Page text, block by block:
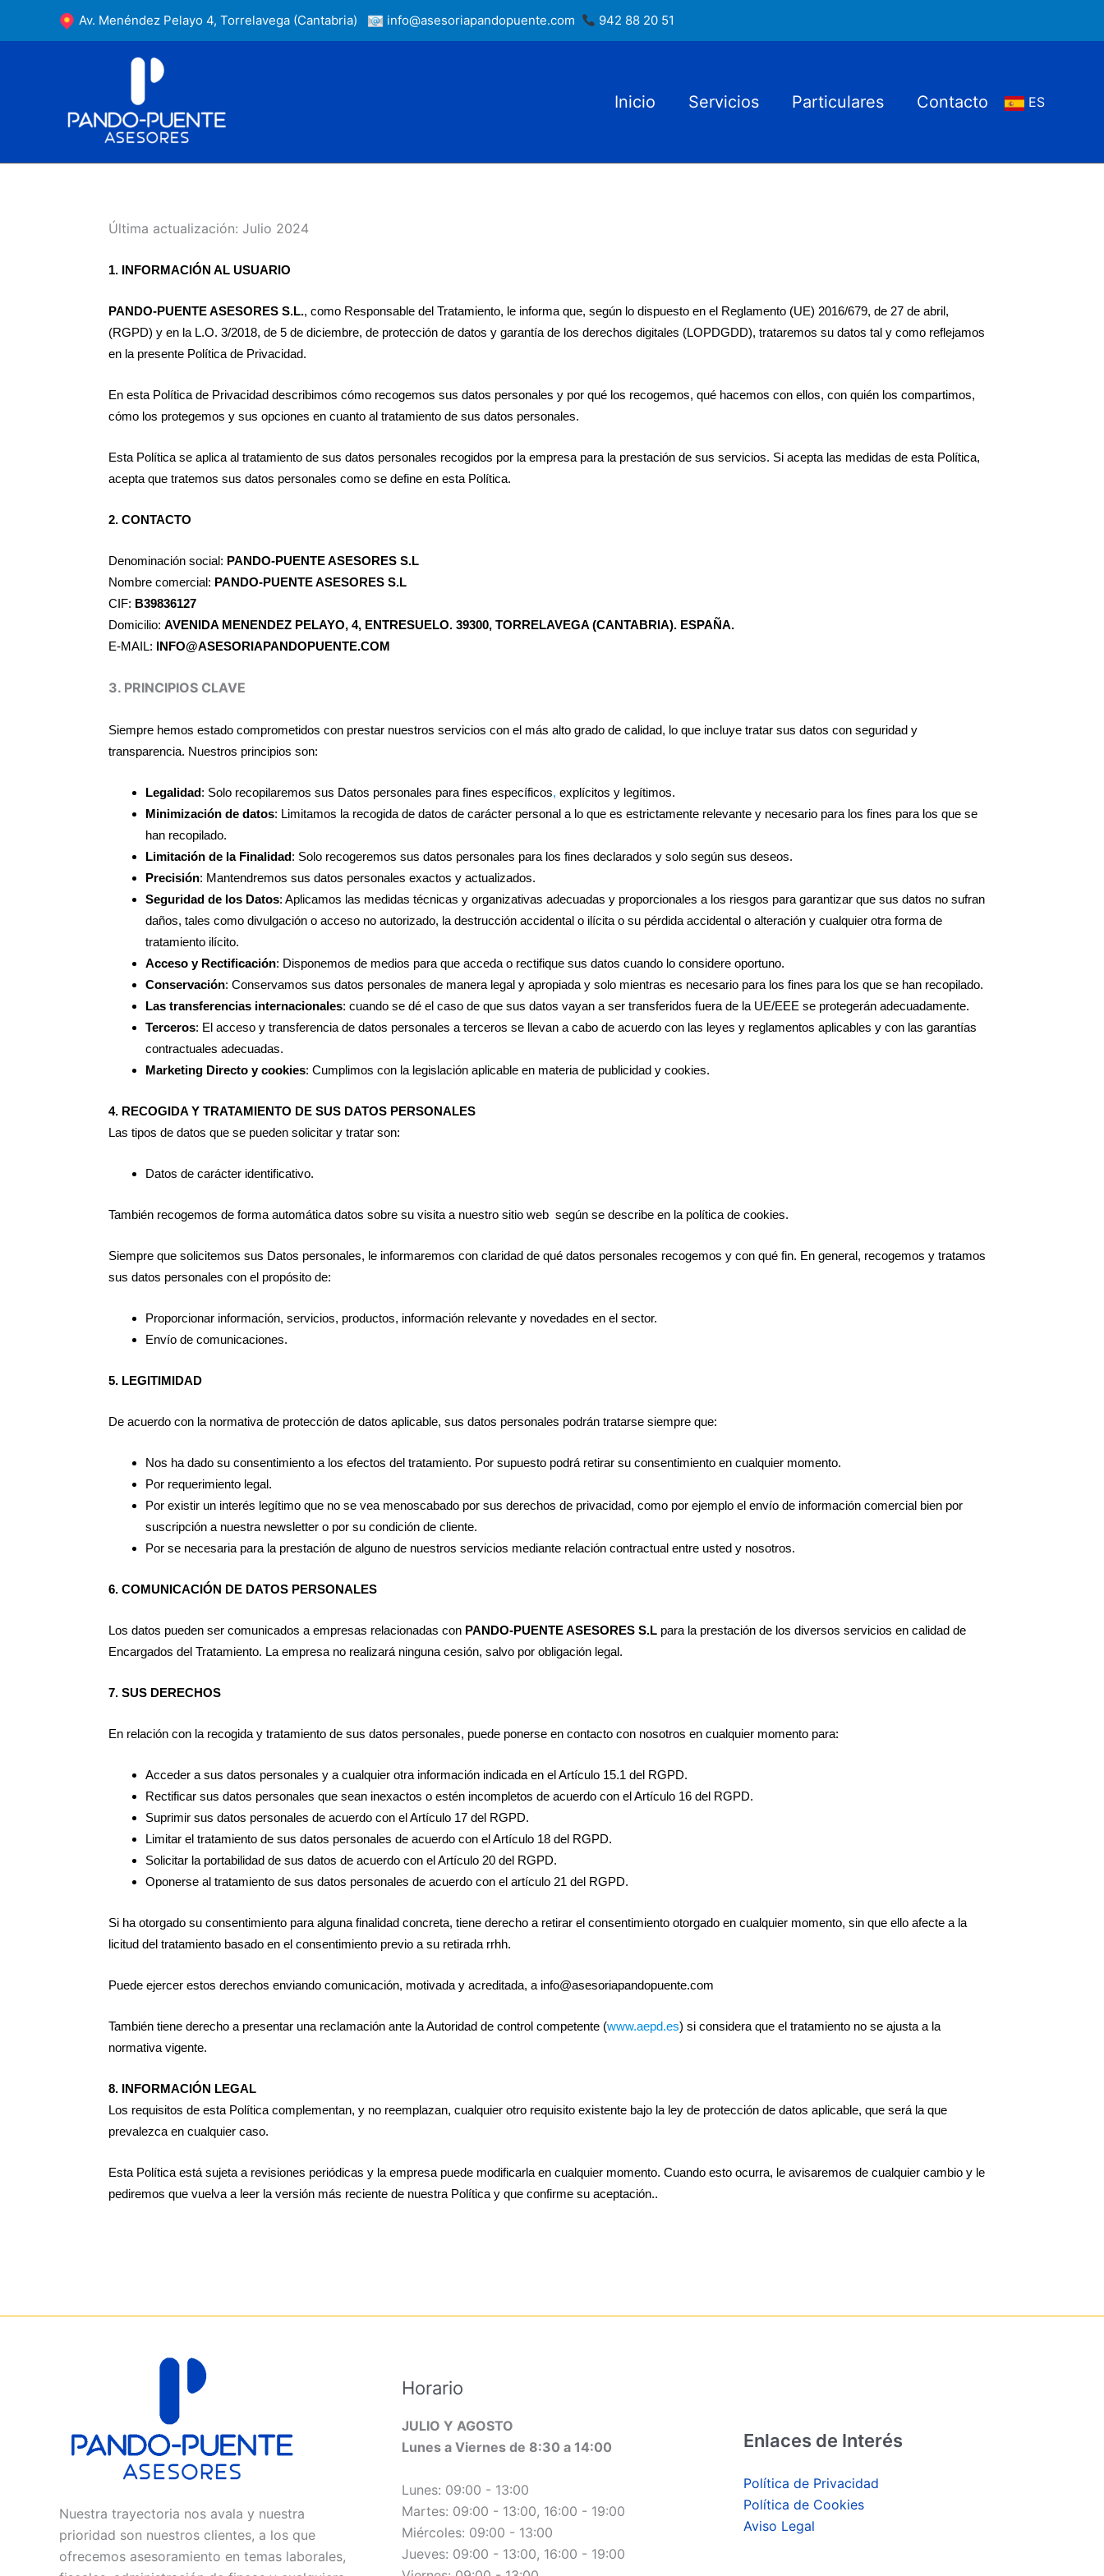
Av. Menéndez Pelayo 4, Torrelavega (Cantabria) info@asesoriapandopuente.com 942 88 20 51
Inicio Servicios Particulares Contacto ES
Última actualización: Julio 2024
1. INFORMACIÓN AL USUARIO
PANDO-PUENTE ASESORES S.L., como Responsable del Tratamiento, le informa que, según lo dispuesto en el Reglamento (UE) 2016/679, de 27 de abril,
(RGPD) y en la L.O. 3/2018, de 5 de diciembre, de protección de datos y garantía de los derechos digitales (LOPDGDD), trataremos su datos tal y como reflejamos
en la presente Política de Privacidad.
En esta Política de Privacidad describimos cómo recogemos sus datos personales y por qué los recogemos, qué hacemos con ellos, con quién los compartimos,
cómo los protegemos y sus opciones en cuanto al tratamiento de sus datos personales.
Esta Política se aplica al tratamiento de sus datos personales recogidos por la empresa para la prestación de sus servicios. Si acepta las medidas de esta Política,
acepta que tratemos sus datos personales como se define en esta Política.
2. CONTACTO
Denominación social: PANDO-PUENTE ASESORES S.L
Nombre comercial: PANDO-PUENTE ASESORES S.L
CIF: B39836127
Domicilio: AVENIDA MENENDEZ PELAYO, 4, ENTRESUELO. 39300, TORRELAVEGA (CANTABRIA). ESPAÑA.
E-MAIL: INFO@ASESORIAPANDOPUENTE.COM
3. PRINCIPIOS CLAVE
Siempre hemos estado comprometidos con prestar nuestros servicios con el más alto grado de calidad, lo que incluye tratar sus datos con seguridad y
transparencia. Nuestros principios son:
Legalidad: Solo recopilaremos sus Datos personales para fines específicos, explícitos y legítimos.
Minimización de datos: Limitamos la recogida de datos de carácter personal a lo que es estrictamente relevante y necesario para los fines para los que se
han recopilado.
Limitación de la Finalidad: Solo recogeremos sus datos personales para los fines declarados y solo según sus deseos.
Precisión: Mantendremos sus datos personales exactos y actualizados.
Seguridad de los Datos: Aplicamos las medidas técnicas y organizativas adecuadas y proporcionales a los riesgos para garantizar que sus datos no sufran
daños, tales como divulgación o acceso no autorizado, la destrucción accidental o ilícita o su pérdida accidental o alteración y cualquier otra forma de
tratamiento ilícito.
Acceso y Rectificación: Disponemos de medios para que acceda o rectifique sus datos cuando lo considere oportuno.
Conservación: Conservamos sus datos personales de manera legal y apropiada y solo mientras es necesario para los fines para los que se han recopilado.
Las transferencias internacionales: cuando se dé el caso de que sus datos vayan a ser transferidos fuera de la UE/EEE se protegerán adecuadamente.
Terceros: El acceso y transferencia de datos personales a terceros se llevan a cabo de acuerdo con las leyes y reglamentos aplicables y con las garantías
contractuales adecuadas.
Marketing Directo y cookies: Cumplimos con la legislación aplicable en materia de publicidad y cookies.
4. RECOGIDA Y TRATAMIENTO DE SUS DATOS PERSONALES
Las tipos de datos que se pueden solicitar y tratar son:
Datos de carácter identificativo.
También recogemos de forma automática datos sobre su visita a nuestro sitio web según se describe en la política de cookies.
Siempre que solicitemos sus Datos personales, le informaremos con claridad de qué datos personales recogemos y con qué fin. En general, recogemos y tratamos
sus datos personales con el propósito de:
Proporcionar información, servicios, productos, información relevante y novedades en el sector.
Envío de comunicaciones.
5. LEGITIMIDAD
De acuerdo con la normativa de protección de datos aplicable, sus datos personales podrán tratarse siempre que:
Nos ha dado su consentimiento a los efectos del tratamiento. Por supuesto podrá retirar su consentimiento en cualquier momento.
Por requerimiento legal.
Por existir un interés legítimo que no se vea menoscabado por sus derechos de privacidad, como por ejemplo el envío de información comercial bien por
suscripción a nuestra newsletter o por su condición de cliente.
Por se necesaria para la prestación de alguno de nuestros servicios mediante relación contractual entre usted y nosotros.
6. COMUNICACIÓN DE DATOS PERSONALES
Los datos pueden ser comunicados a empresas relacionadas con PANDO-PUENTE ASESORES S.L para la prestación de los diversos servicios en calidad de
Encargados del Tratamiento. La empresa no realizará ninguna cesión, salvo por obligación legal.
7. SUS DERECHOS
En relación con la recogida y tratamiento de sus datos personales, puede ponerse en contacto con nosotros en cualquier momento para:
Acceder a sus datos personales y a cualquier otra información indicada en el Artículo 15.1 del RGPD.
Rectificar sus datos personales que sean inexactos o estén incompletos de acuerdo con el Artículo 16 del RGPD.
Suprimir sus datos personales de acuerdo con el Artículo 17 del RGPD.
Limitar el tratamiento de sus datos personales de acuerdo con el Artículo 18 del RGPD.
Solicitar la portabilidad de sus datos de acuerdo con el Artículo 20 del RGPD.
Oponerse al tratamiento de sus datos personales de acuerdo con el artículo 21 del RGPD.
Si ha otorgado su consentimiento para alguna finalidad concreta, tiene derecho a retirar el consentimiento otorgado en cualquier momento, sin que ello afecte a la
licitud del tratamiento basado en el consentimiento previo a su retirada rrhh.
Puede ejercer estos derechos enviando comunicación, motivada y acreditada, a info@asesoriapandopuente.com
También tiene derecho a presentar una reclamación ante la Autoridad de control competente (www.aepd.es) si considera que el tratamiento no se ajusta a la
normativa vigente.
8. INFORMACIÓN LEGAL
Los requisitos de esta Política complementan, y no reemplazan, cualquier otro requisito existente bajo la ley de protección de datos aplicable, que será la que
prevalezca en cualquier caso.
Esta Política está sujeta a revisiones periódicas y la empresa puede modificarla en cualquier momento. Cuando esto ocurra, le avisaremos de cualquier cambio y le
pediremos que vuelva a leer la versión más reciente de nuestra Política y que confirme su aceptación..
Nuestra trayectoria nos avala y nuestra
prioridad son nuestros clientes, a los que
ofrecemos asesoramiento en temas laborales,
Horario
JULIO Y AGOSTO
Lunes a Viernes de 8:30 a 14:00
Lunes: 09:00 - 13:00
Martes: 09:00 - 13:00, 16:00 - 19:00
Miércoles: 09:00 - 13:00
Jueves: 09:00 - 13:00, 16:00 - 19:00
Enlaces de Interés
Política de Privacidad
Política de Cookies
Aviso Legal